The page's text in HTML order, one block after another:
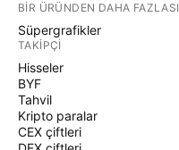
BIR ÜRÜNDEN DAHA FAZLASI
Süpergrafikler
TAKIPÇI
Hisseler
BYF
Tahvil
Kripto paralar
CEX çiftleri